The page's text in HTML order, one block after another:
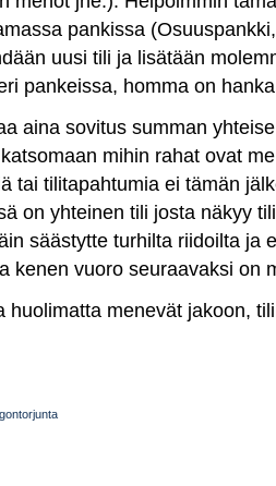
pankissa
uusi tili ja lisätään
pankeissa, homma on
aina sovitus summan
mihin rahat ovat
tai tilitapahtumia ei tämän
on yhteinen tili josta näkyy
säästytte turhilta riidoilta ja
kenen vuoro seuraavaksi on
huolimatta menevät jakoon,